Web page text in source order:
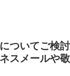
ついてご検
スメールや